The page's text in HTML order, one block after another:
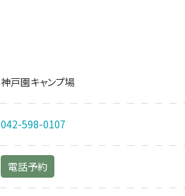
神戸園キャンプ場
042-598-0107
電話予約